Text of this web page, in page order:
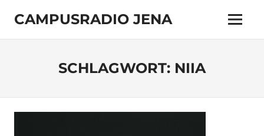
Inhalt
springen
CAMPUSRADIO JENA
103.4
Menü
SCHLAGWORT: NIIA